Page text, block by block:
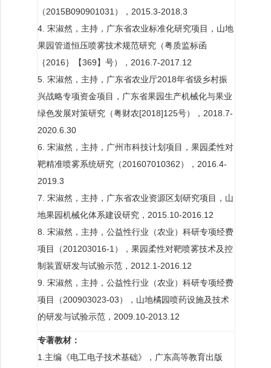
（2015B090901031），2015.3-2018.3
4. 宋淑然，主持，广东省农业标准化研究项目，山地
果园管道恒压喷雾技术规范研究（粤质监标函
｛2016｝【369】号），2016.7-2017.12
5. 宋淑然，主持，广东省农业厅2018年省级乡村振
兴战略专项资金项目，广东省果园生产机械化与果业
绿色发展对策研究（粤财农[2018]125号），2018.7-
2020.6.30
6. 宋淑然，主持，广州市科技计划项目，果园柔性对
靶精准喷雾系统研究（201607010362），2016.4-
2019.3
7. 宋淑然，主持，广东省农业资源区划研究项目，山
地果园机械化体系建设研究，2015.10-2016.12
8. 宋淑然，主持，公益性行业（农业）科研专项经费
项目（201203016-1），果园柔性对靶喷雾技术及控
制装置研发与试验示范，2012.1-2016.12
9. 宋淑然，主持，公益性行业（农业）科研专项经费
项目（200903023-03），山地橘园喷药设施及技术
的研发与试验示范，2009.10-2013.12
专著教材：
1.主编《电工电子技术基础》，广东高等教育出版